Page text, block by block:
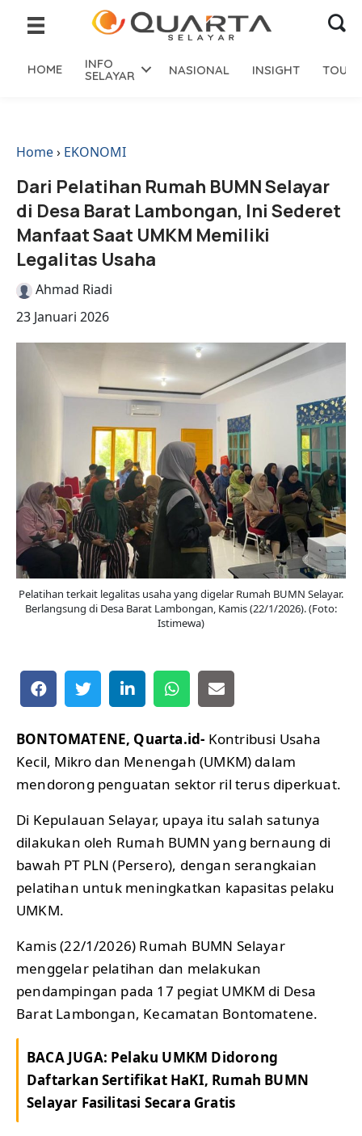
HOME INFO
SELAYAR NASIONAL INSIGHT
Home› EKONOMI
Dari Pelatihan Rumah BUMN Selayar
di Desa Barat Lambongan, Ini Sederet
Manfaat Saat UMKM Memiliki
Legalitas Usaha
Ahmad Riadi
23 Januari 2026
Pelatihan terkait legalitas usaha yang digelar Rumah BUMN Selayar.
Berlangsung di Desa Barat Lambongan, Kamis (22/1/2026). (Foto:
Istimewa)
BONTOMATENE, Quarta.id- Kontribusi Usaha
Kecil, Mikro dan Menengah (UMKM) dalam
mendorong penguatan sektor ril terus diperkuat.
Di Kepulauan Selayar, upaya itu salah satunya
dilakukan oleh Rumah BUMN yang bernaung di
bawah PT PLN (Persero), dengan serangkaian
pelatihan untuk meningkatkan kapasitas pelaku
UMKM.
Kamis (22/1/2026) Rumah BUMN Selayar
menggelar pelatihan dan melakukan
pendampingan pada 17 pegiat UMKM di Desa
Barat Lambongan, Kecamatan Bontomatene.
BACA JUGA: Pelaku UMKM Didorong
Daftarkan Sertifikat HaKI, Rumah BUMN
Selayar Fasilitasi Secara Gratis